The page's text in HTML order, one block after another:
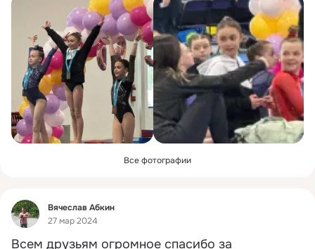
Все фотографии
Фид
Вячеслав Абкин
27 мар 2024
Всем друзьям огромное спасибо за